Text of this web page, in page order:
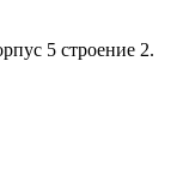
5 строение 2.